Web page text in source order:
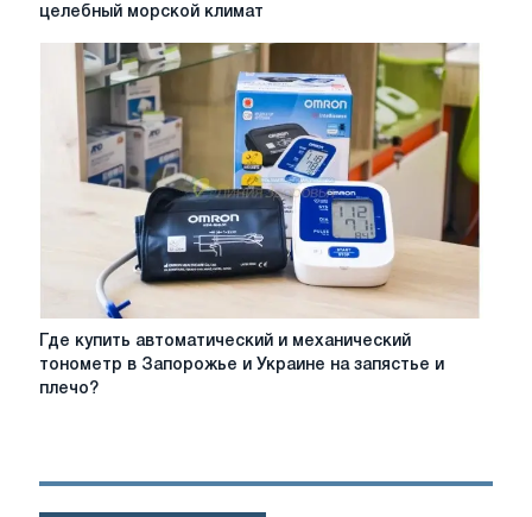
Одессе:
комфорт,
целебный
морской
целебный морской климат
Где
купить
автоматический
в
Где купить автоматический и механический
тонометр в Запорожье и Украине на запястье и
плечо?